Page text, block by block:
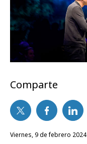
Comparte
viernes, 9 de febrero 2024